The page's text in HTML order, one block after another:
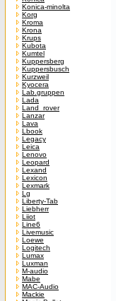
Konica-minolta
Korg
Kroma
Krona
Krups
Kubota
Kumtel
Kuppersberg
Kuppersbusch
Kurzweil
Kyocera
Lab.gruppen
Lada
Land_rover
Lanzar
Lava
Lbook
Legacy
Leica
Lenovo
Leopard
Lexand
Lexicon
Lexmark
Lg
Liberty-Tab
Liebherr
Liiot
Line6
Livemusic
Loewe
Logitech
Lumax
Luxman
M-audio
Mabe
MAC-Audio
Mackie